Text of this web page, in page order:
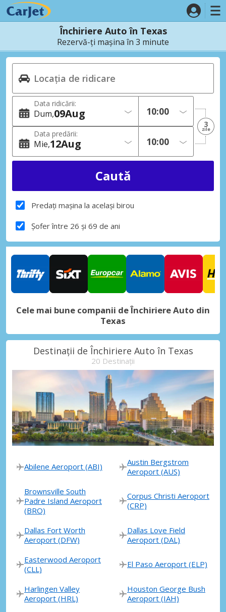
Închiriere Auto în Texas
Rezervă-ți mașina în 3 minute
Data ridicării:
Dum 09Aug
Data predării:
Mie 12Aug
3
zile
Predați mașina la același birou
Șofer între 26 și 69 de ani
Cele mai bune companii de Închiriere Auto din
Texas
Destinații de Închiriere Auto în Texas
20 Destinații
Abilene Aeroport (ABI)
Austin Bergstrom
Aeroport (AUS)
Brownsville South
Padre Island Aeroport
(BRO)
Corpus Christi Aeroport
(CRP)
Dallas Fort Worth
Aeroport (DFW)
Dallas Love Field
Aeroport (DAL)
Easterwood Aeroport
(CLL)
El Paso Aeroport (ELP)
Harlingen Valley
Aeroport (HRL)
Houston George Bush
Aeroport (IAH)